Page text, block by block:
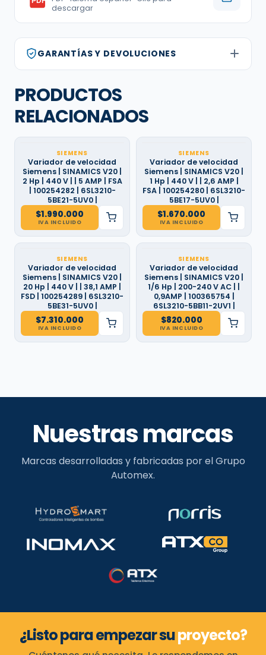
descargar
GARANTÍAS Y DEVOLUCIONES
PRODUCTOS
RELACIONADOS
SIEMENS
Variador de velocidad
Siemens | SINAMICS V20 |
2 Hp | 440 V | | 5 AMP | FSA
| 100254282 | 6SL3210-
5BE21-5UV0 |
$1.990.000
IVA INCLUIDO
SIEMENS
Variador de velocidad
Siemens | SINAMICS V20 |
1 Hp | 440 V | | 2,6 AMP |
FSA | 100254280 | 6SL3210-
5BE17-5UV0 |
$1.670.000
IVA INCLUIDO
SIEMENS
Variador de velocidad
Siemens | SINAMICS V20 |
20 Hp | 440 V | | 38,1 AMP |
FSD | 100254289 | 6SL3210-
5BE31-5UV0 |
$7.310.000
IVA INCLUIDO
SIEMENS
Variador de velocidad
Siemens | SINAMICS V20 |
1/6 Hp | 200-240 V AC | |
0,9AMP | 100365754 |
6SL3210-5BB11-2UV1 |
$820.000
IVA INCLUIDO
Nuestras marcas
Marcas desarrolladas y fabricadas por el Grupo
Automex.
¿Listo para empezar suproyecto?